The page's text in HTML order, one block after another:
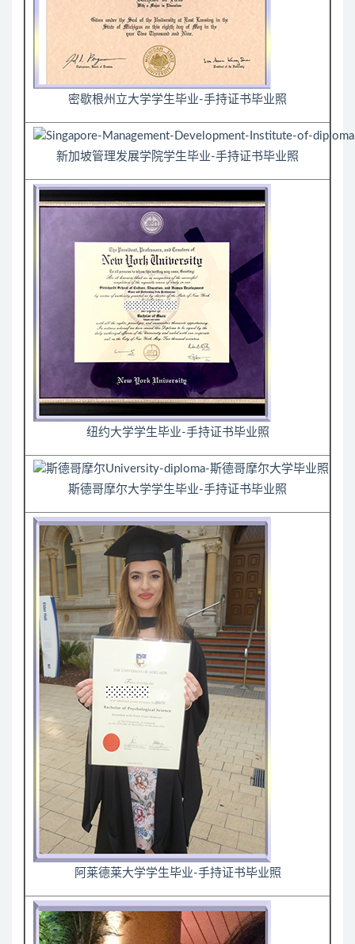
密歇根州立大学学生毕业-手持证书毕业照
新加坡管理发展学院学生毕业-手持证书毕业照
纽约大学学生毕业-手持证书毕业照
斯德哥摩尔大学学生毕业-手持证书毕业照
阿莱德莱大学学生毕业-手持证书毕业照